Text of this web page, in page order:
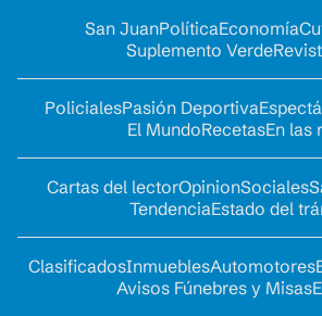
San JuanPolíticaEconomía
Suplemento Verde
PolicialesPasión Deportiva
El MundoRecetasEn las
Cartas del lectorOpinionSociales
TendenciaEstado del
ClasificadosInmueblesAutomotores
Avisos Fúnebres y Misas